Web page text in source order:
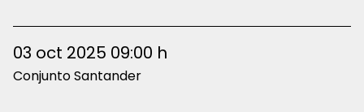
03 oct 2025 09:00 h
Conjunto Santander